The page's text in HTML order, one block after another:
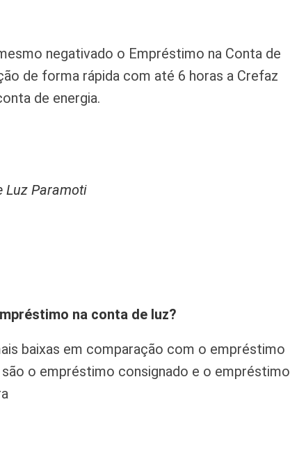
negativado o Empréstimo na Conta de
de forma rápida com até 6 horas a Crefaz
de energia.
Luz Paramoti
na conta de luz?
baixas em comparação com o empréstimo
o empréstimo consignado e o empréstimo